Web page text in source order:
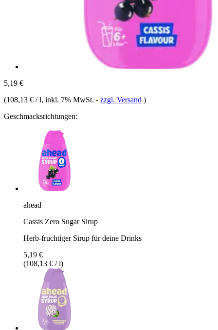
5,19 €
(108,13 € / l, inkl. 7% MwSt. - zzgl. Versand )
Geschmacksrichtungen:
ahead
Cassis Zero Sugar Sirup
Herb-fruchtiger Sirup für deine Drinks
5,19 €
(108,13 € / l)